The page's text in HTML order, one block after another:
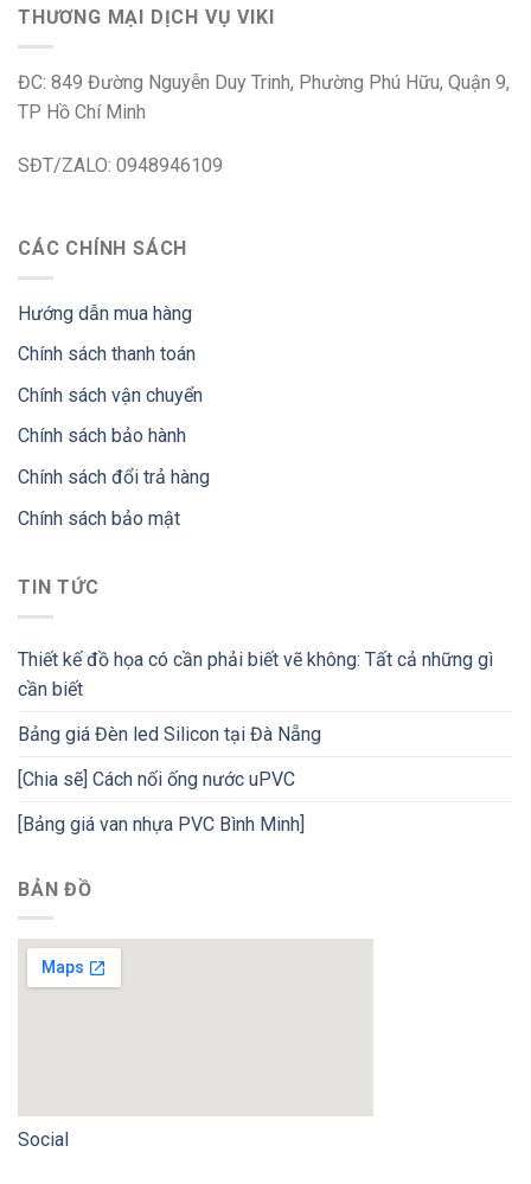
THƯƠNG MẠI DỊCH VỤ VIKI
ĐC: 849 Đường Nguyễn Duy Trinh, Phường Phú Hữu, Quận 9,
TP Hồ Chí Minh
SĐT/ZALO: 0948946109
CÁC CHÍNH SÁCH
Hướng dẫn mua hàng
Chính sách thanh toán
Chính sách vận chuyển
Chính sách bảo hành
Chính sách đổi trả hàng
Chính sách bảo mật
TIN TỨC
Thiết kế đồ họa có cần phải biết vẽ không: Tất cả những gì
cần biết
Bảng giá Đèn led Silicon tại Đà Nẵng
[Chia sẽ] Cách nối ống nước uPVC
[Bảng giá van nhựa PVC Bình Minh]
BẢN ĐỒ
Social